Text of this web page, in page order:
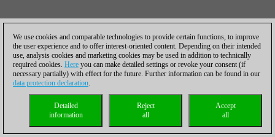
We use cookies and comparable technologies to provide certain functions, to improve
the user experience and to offer interest-oriented content. Depending on their intended
use, analysis cookies and marketing cookies may be used in addition to technically
required cookies. Here you can make detailed settings or revoke your consent (if
necessary partially) with effect for the future. Further information can be found in our
data protection declaration.
Accept
all
Reject
all
Detailed
information